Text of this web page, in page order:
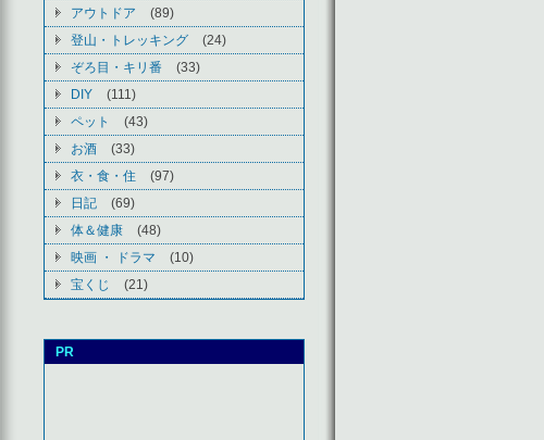
アウトドア
(89)
登山・トレッキング
(24)
ぞろ目・キリ番
(33)
DIY
(111)
ペット
(43)
お酒
(33)
衣・食・住
(97)
日記
(69)
体＆健康
(48)
映画 ・ ドラマ
(10)
宝くじ
(21)
PR